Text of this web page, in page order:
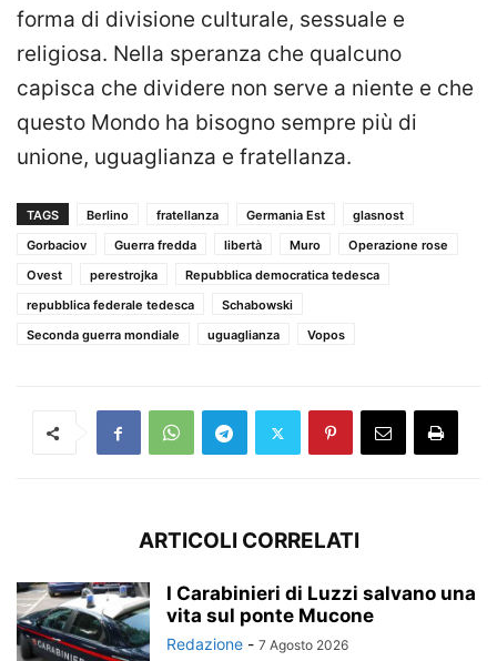
forma di divisione culturale, sessuale e
religiosa. Nella speranza che qualcuno
capisca che dividere non serve a niente e che
questo Mondo ha bisogno sempre più di
unione, uguaglianza e fratellanza.
TAGS Berlino fratellanza Germania Est
glasnost
Gorbaciov
Guerra fredda libertà Muro
Operazione rose
Ovest
perestrojka
Repubblica democratica tedesca
repubblica federale tedesca
Schabowski
Seconda guerra mondiale
uguaglianza Vopos
ARTICOLI CORRELATI
I Carabinieri di Luzzi salvano una
vita sul ponte Mucone
Redazione - 7 Agosto 2026